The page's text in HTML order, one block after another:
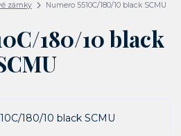
zámky Numero 5510C/180/10 black SCMU
180/10 black